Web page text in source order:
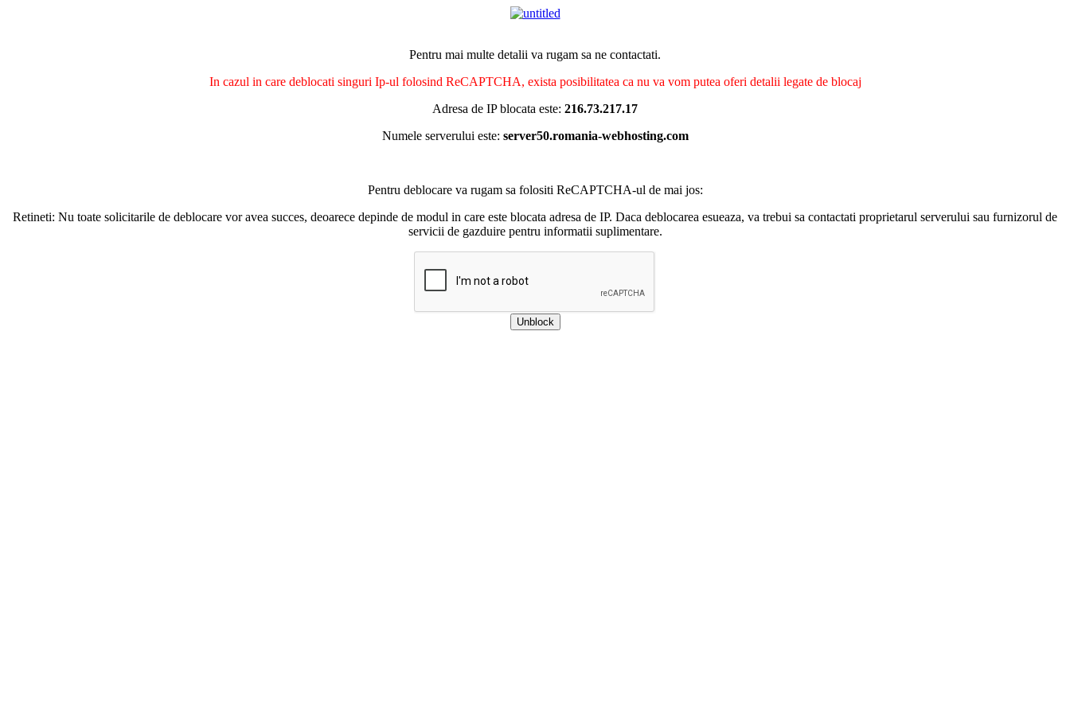
Pentru mai multe detalii va rugam sa ne contactati.
In cazul in care deblocati singuri Ip-ul folosind ReCAPTCHA, exista posibilitatea ca nu va vom putea oferi detalii legate de blocaj
Adresa de IP blocata este: 216.73.217.17
Numele serverului este: server50.romania-webhosting.com
Pentru deblocare va rugam sa folositi ReCAPTCHA-ul de mai jos:
Retineti: Nu toate solicitarile de deblocare vor avea succes, deoarece depinde de modul in care este blocata adresa de IP. Daca deblocarea esueaza, va trebui sa contactati proprietarul serverului sau furnizorul de
servicii de gazduire pentru informatii suplimentare.